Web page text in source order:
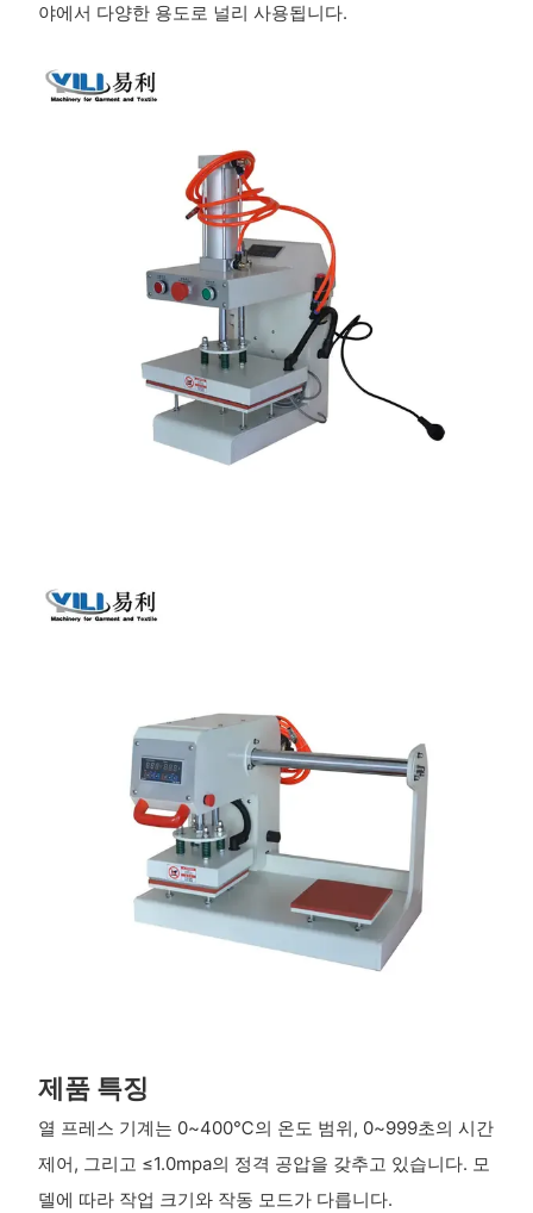
야에서 다양한 용도로 널리 사용됩니다.
제품 특징
열 프레스 기계는 0~400℃의 온도 범위, 0~999초의 시간
제어, 그리고 ≤1.0mpa의 정격 공압을 갖추고 있습니다. 모
델에 따라 작업 크기와 작동 모드가 다릅니다.